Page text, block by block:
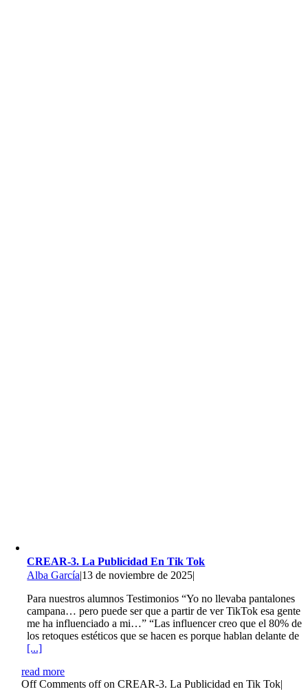
CREAR-3. La Publicidad En Tik Tok
Alba García|13 de noviembre de 2025|
Para nuestros alumnos Testimonios “Yo no llevaba pantalones
campana… pero puede ser que a partir de ver TikTok esa gente
me ha influenciado a mi…” “Las influencer creo que el 80% de
los retoques estéticos que se hacen es porque hablan delante de
[...]
read more
OffComments off on CREAR-3. La Publicidad en Tik Tok|